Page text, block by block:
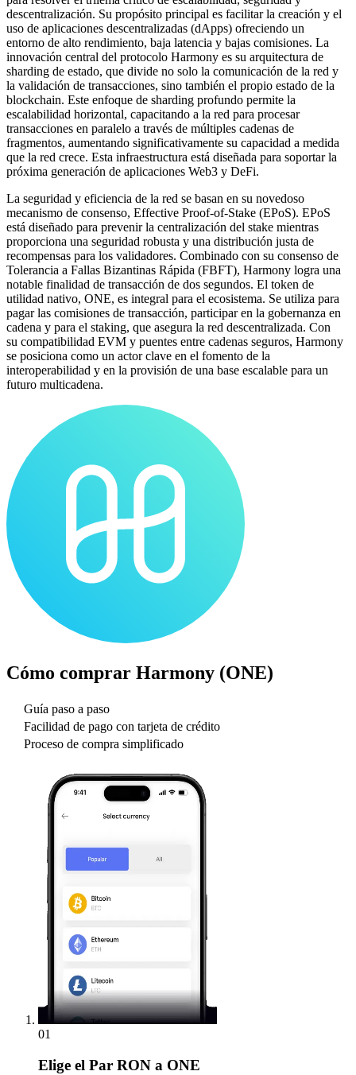
descentralización. Su propósito principal es facilitar la creación y el
uso de aplicaciones descentralizadas (dApps) ofreciendo un
entorno de alto rendimiento, baja latencia y bajas comisiones. La
innovación central del protocolo Harmony es su arquitectura de
sharding de estado, que divide no solo la comunicación de la red y
la validación de transacciones, sino también el propio estado de la
blockchain. Este enfoque de sharding profundo permite la
escalabilidad horizontal, capacitando a la red para procesar
transacciones en paralelo a través de múltiples cadenas de
fragmentos, aumentando significativamente su capacidad a medida
que la red crece. Esta infraestructura está diseñada para soportar la
próxima generación de aplicaciones Web3 y DeFi.
La seguridad y eficiencia de la red se basan en su novedoso
mecanismo de consenso, Effective Proof-of-Stake (EPoS). EPoS
está diseñado para prevenir la centralización del stake mientras
proporciona una seguridad robusta y una distribución justa de
recompensas para los validadores. Combinado con su consenso de
Tolerancia a Fallas Bizantinas Rápida (FBFT), Harmony logra una
notable finalidad de transacción de dos segundos. El token de
utilidad nativo, ONE, es integral para el ecosistema. Se utiliza para
pagar las comisiones de transacción, participar en la gobernanza en
cadena y para el staking, que asegura la red descentralizada. Con
su compatibilidad EVM y puentes entre cadenas seguros, Harmony
se posiciona como un actor clave en el fomento de la
interoperabilidad y en la provisión de una base escalable para un
futuro multicadena.
Cómo comprar Harmony (ONE)
Guía paso a paso
Facilidad de pago con tarjeta de crédito
Proceso de compra simplificado
01
Elige el Par RON a ONE